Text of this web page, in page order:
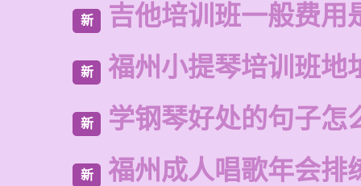
新 吉他培训班一般费用
新 福州小提琴培训班地
新 学钢琴好处的句子怎
新 福州成人唱歌年会排